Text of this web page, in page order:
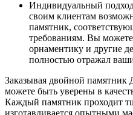
Индивидуальный
своим клиентам
памятник,
требованиям. Вы
орнаментику и другие
полностью отражал
Заказывая двойной
можете быть уверены в
Каждый памятник проходит
изготавливается опытными